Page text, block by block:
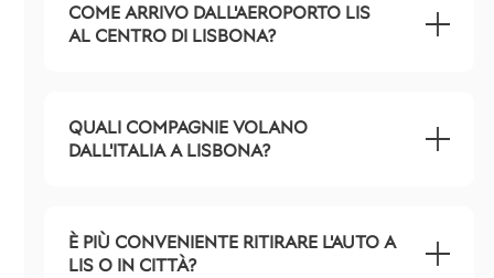
COME ARRIVO DALL'AEROPORTO LIS
AL CENTRO DI LISBONA?
QUALI COMPAGNIE VOLANO
DALL'ITALIA A LISBONA?
È PIÙ CONVENIENTE RITIRARE L'AUTO A
LIS O IN CITTÀ?